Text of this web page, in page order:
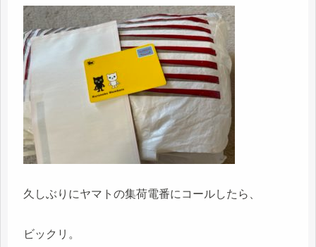
久しぶりにヤマトの集荷電番にコールしたら、
ビックリ。